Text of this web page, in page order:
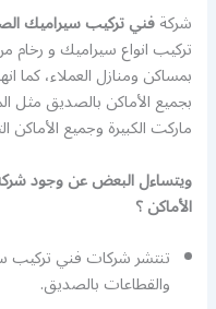
شركةفني تركيب سيراميك
تركيب انواع سيراميك و
بمساكن ومنازل العملاء،
بجميع الأماكن بالصديق مثل
ماركت الكبيرة وجميع الأماكن
ويتساءل البعض عن وجود
الأماكن ؟
تنتشر شركات فني تركيب
والقطاعات بالصديق.